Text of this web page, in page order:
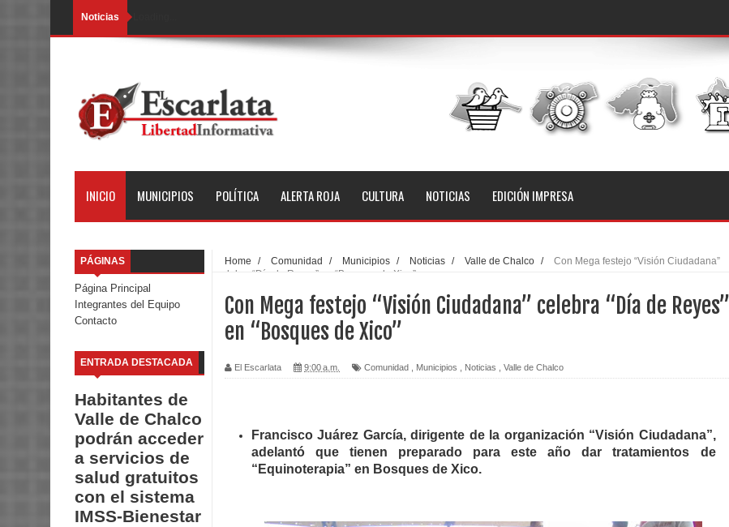
Noticias
INICIO MUNICIPIOS POLÍTICA ALERTA ROJA CULTURA NOTICIAS EDICIÓN IMPRESA
PÁGINAS
Página Principal
Integrantes del Equipo
Contacto
ENTRADA DESTACADA
Habitantes de
Valle de Chalco
podrán acceder
a servicios de
salud gratuitos
con el sistema
IMSS-Bienestar
Home / Comunidad / Municipios / Noticias / Valle de Chalco /
Con Mega festejo “Visión Ciudadana”
celebra “Día de Reyes” en “Bosques de Xico”
Con Mega festejo “Visión Ciudadana” celebra “Día de Reyes”
en “Bosques de Xico”
El Escarlata 9:00 a.m. Comunidad Municipios Noticias Valle de Chalco
Francisco Juárez García, dirigente de la organización “Visión Ciudadana”,
adelantó que tienen preparado para este año dar tratamientos de
“ Equinoterapia” en Bosques de Xico.